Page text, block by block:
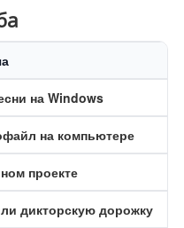
на Windows
на компьютере
проекте
дикторскую дорожку